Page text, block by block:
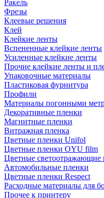
Ракель
Фрезы
Клеевые решения
Клей
Клейкие ленты
Вспененные клейкие ленты
Усиленные клейкие ленты
Прочие клейкие ленты и
Упаковочные материалы
Пластиковая фурнитура
Профили
Материалы погонными
Декоративные пленки
Магнитные пленки
Витражная пленка
Цветные пленки Unifol
Цветные пленки OYU film
Цветные светоотражающие
Автомобильные пленки
Цветные пленки Respect
Расходные материалы для
Прочее к принтеру